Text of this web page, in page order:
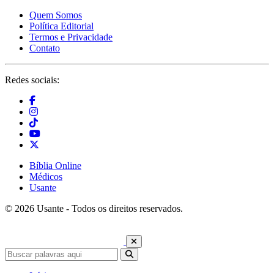
Quem Somos
Política Editorial
Termos e Privacidade
Contato
Redes sociais:
Bíblia Online
Médicos
Usante
© 2026 Usante - Todos os direitos reservados.